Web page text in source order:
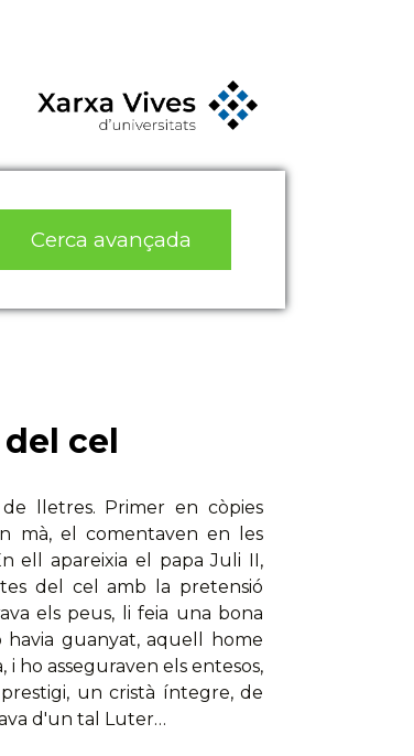
Cerca avançada
cel
lletres. Primer en còpies
mà, el comentaven en les
ell apareixia el papa Juli II,
del cel amb la pretensió
els peus, li feia una bona
havia guanyat, aquell home
i ho asseguraven els entesos,
un cristà íntegre, de
d'un tal Luter…